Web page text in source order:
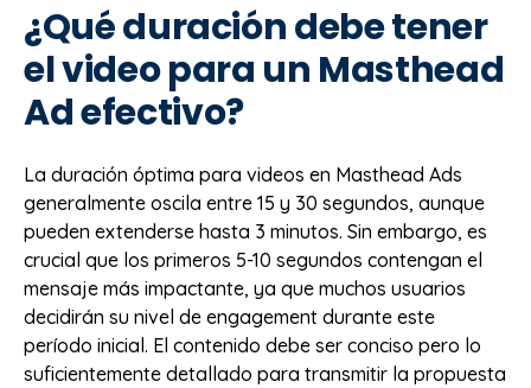
¿Qué duración debe tener
el video para un Masthead
Ad efectivo?
La duración óptima para videos en Masthead Ads
generalmente oscila entre 15 y 30 segundos, aunque
pueden extenderse hasta 3 minutos. Sin embargo, es
crucial que los primeros 5-10 segundos contengan el
mensaje más impactante, ya que muchos usuarios
decidirán su nivel de engagement durante este
período inicial. El contenido debe ser conciso pero lo
suficientemente detallado para transmitir la propuesta